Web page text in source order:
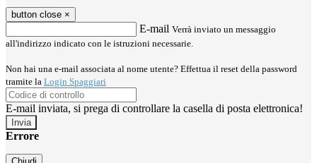
button close ×
E-mail Verrà inviato un messaggio
all'indirizzo indicato con le istruzioni necessarie.
Non hai una e-mail associata al nome utente? Effettua il reset della password
tramite la Login Spaggiari
E-mail inviata, si prega di controllare la casella di posta elettronica!
Errore